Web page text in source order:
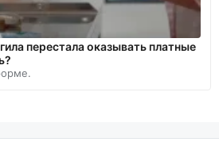
перестала оказывать платные